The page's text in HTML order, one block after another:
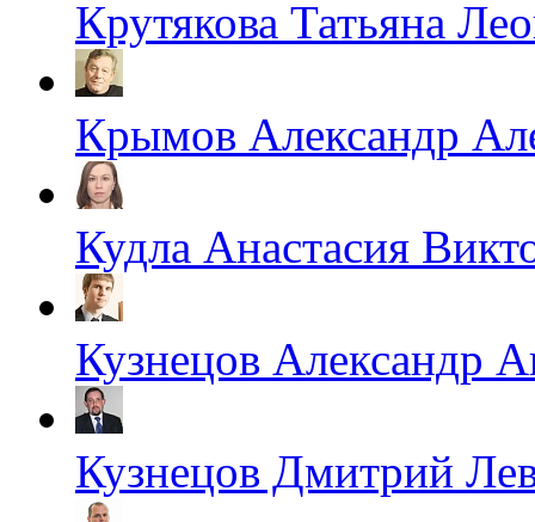
Крутякова Татьяна
Крымов Александр
Кудла Анастасия
Кузнецов Александр
Кузнецов Дмитрий